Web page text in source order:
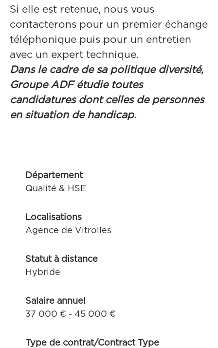
Si elle est retenue, nous vous
contacterons pour un premier échange
téléphonique puis pour un entretien
avec un expert technique.
Dans le cadre de sa politique diversité,
Groupe ADF étudie toutes
candidatures dont celles de personnes
en situation de handicap.
Département
Qualité & HSE
Localisations
Agence de Vitrolles
Statut à distance
Hybride
Salaire annuel
37 000 € - 45 000 €
Type de contrat/Contract Type